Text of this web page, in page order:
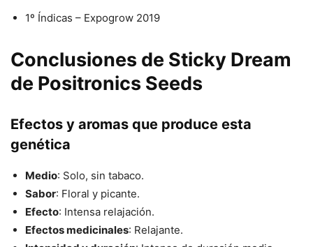
1º Índicas – Expogrow 2019
Conclusiones de Sticky Dream
de Positronics Seeds
Efectos y aromas que produce esta
genética
Medio: Solo, sin tabaco.
Sabor: Floral y picante.
Efecto: Intensa relajación.
Efectos medicinales: Relajante.